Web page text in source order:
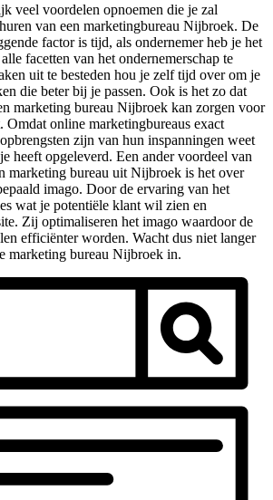
veel voordelen opnoemen die je zal
van een marketingbureau Nijbroek. De
factor is tijd, als ondernemer heb je het
facetten van het ondernemerschap te
uit te besteden hou je zelf tijd over om je
die beter bij je passen. Ook is het zo dat
marketing bureau Nijbroek kan zorgen voor
Omdat online marketingbureaus exact
zijn van hun inspanningen weet
heeft opgeleverd. Een ander voordeel van
marketing bureau uit Nijbroek is het over
imago. Door de ervaring van het
wat je potentiële klant wil zien en
Zij optimaliseren het imago waardoor de
efficiënter worden. Wacht dus niet langer
marketing bureau Nijbroek in.